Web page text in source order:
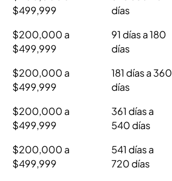
$499,999
días
$200,000 a
$499,999
91 días a 180
días
$200,000 a
$499,999
181 días a 360
días
$200,000 a
$499,999
361 días a
540 días
$200,000 a
$499,999
541 días a
720 días